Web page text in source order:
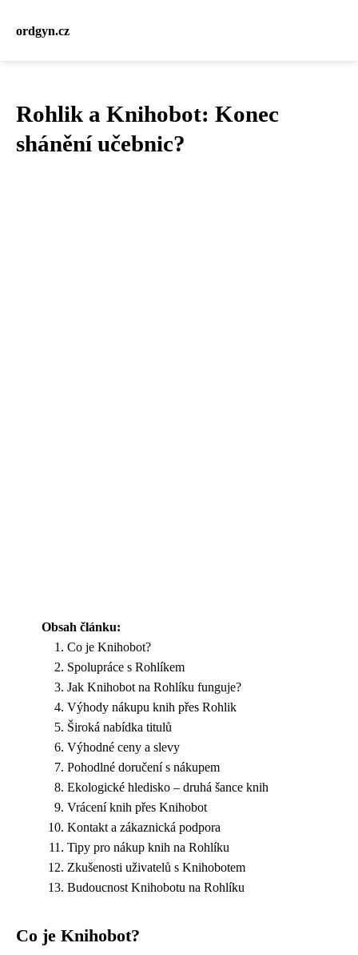
ordgyn.cz
Rohlik a Knihobot: Konec
shánění učebnic?
Obsah článku:
Co je Knihobot?
Spolupráce s Rohlíkem
Jak Knihobot na Rohlíku funguje?
Výhody nákupu knih přes Rohlik
Široká nabídka titulů
Výhodné ceny a slevy
Pohodlné doručení s nákupem
Ekologické hledisko – druhá šance knih
Vrácení knih přes Knihobot
Kontakt a zákaznická podpora
Tipy pro nákup knih na Rohlíku
Zkušenosti uživatelů s Knihobotem
Budoucnost Knihobotu na Rohlíku
Co je Knihobot?